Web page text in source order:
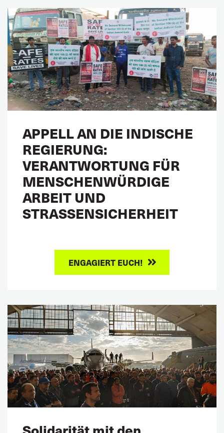
APPELL AN DIE INDISCHE
REGIERUNG:
VERANTWORTUNG FÜR
MENSCHENWÜRDIGE
ARBEIT UND
STRASSENSICHERHEIT
ENGAGIERT EUCH!